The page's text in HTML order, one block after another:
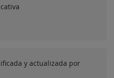
y actualizada por